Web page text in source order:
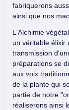
fabriquerons
ainsi que nos
L'Alchimie
un véritable élixir
transmission
préparations se
aux voix
de la plante qui
partie de notre
réaliserons ainsi